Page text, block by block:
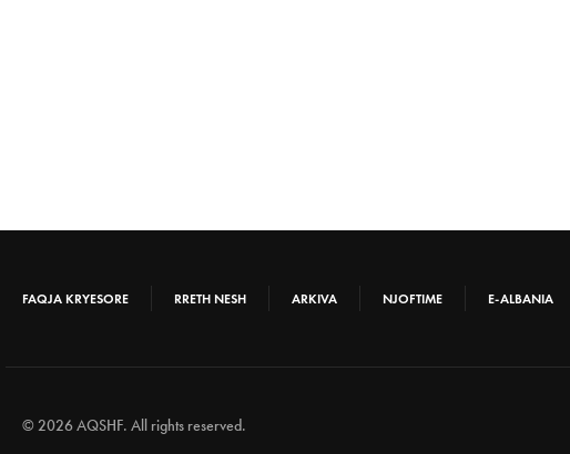
FAQJA KRYESORE RRETH NESH ARKIVA NJOFTIME E-ALBANIA
© 2026 AQSHF. All rights reserved.